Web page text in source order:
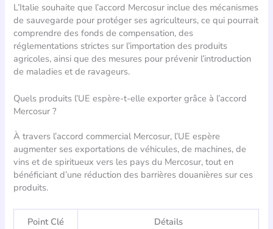
L’Italie souhaite que l’accord Mercosur inclue des mécanismes
de sauvegarde pour protéger ses agriculteurs, ce qui pourrait
comprendre des fonds de compensation, des
réglementations strictes sur l’importation des produits
agricoles, ainsi que des mesures pour prévenir l’introduction
de maladies et de ravageurs.
Quels produits l’UE espère-t-elle exporter grâce à l’accord
Mercosur ?
À travers l’accord commercial Mercosur, l’UE espère
augmenter ses exportations de véhicules, de machines, de
vins et de spiritueux vers les pays du Mercosur, tout en
bénéficiant d’une réduction des barrières douanières sur ces
produits.
Point Clé Détails